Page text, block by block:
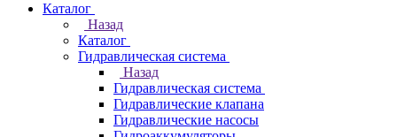
Каталог
Назад
Каталог
Гидравлическая система
Назад
Гидравлическая система
Гидравлические клапана
Гидравлические насосы